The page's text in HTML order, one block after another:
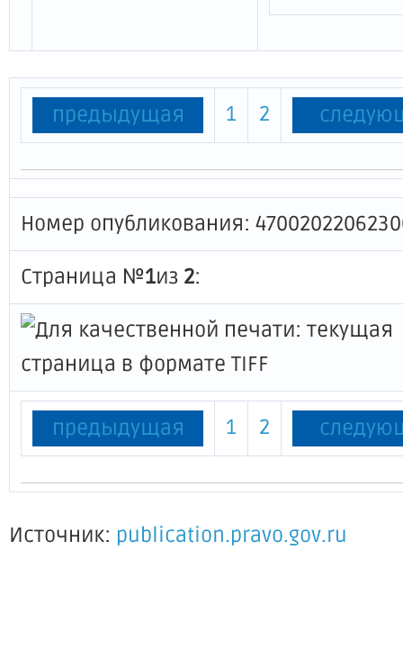
предыдущая 1 2
Номер опубликования:
Страница №1из 2:
предыдущая 1 2
Источник: publication.pravo.gov.ru